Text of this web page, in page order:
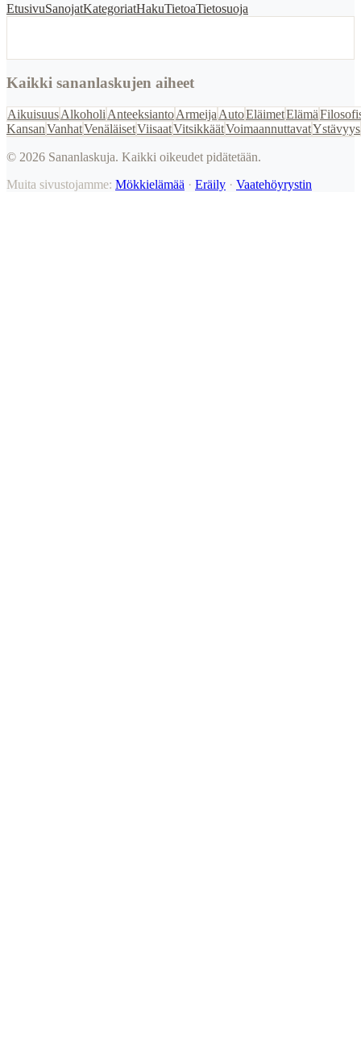
EtusivuSanojatKategoriatHakuTietoaTietosuoja
Kaikki sananlaskujen aiheet
AikuisuusAlkoholi AnteeksiantoArmeija AutoEläimetElämä
KansanVanhatVenäläisetViisaatVitsikkäätVoimaannuttavatYstävyys
© 2026 Sananlaskuja. Kaikki oikeudet pidätetään.
Muita sivustojamme: Mökkielämää · Eräily · Vaatehöyrystin